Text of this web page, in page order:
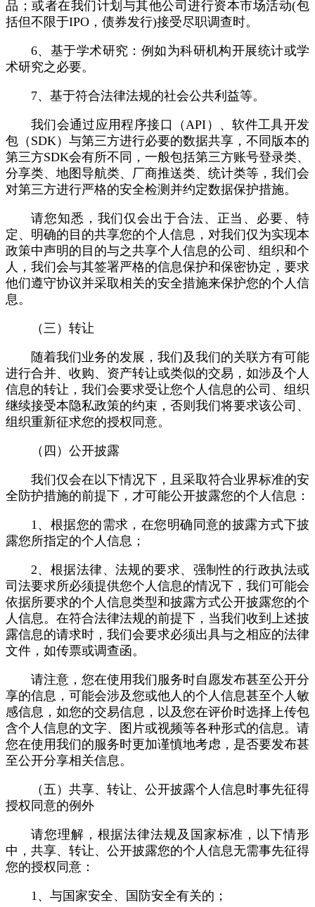
品；或者在我们计划与其他公司进行资本市场活动(包
括但不限于IPO，债券发行)接受尽职调查时。
6、基于学术研究：例如为科研机构开展统计或学
术研究之必要。
7、基于符合法律法规的社会公共利益等。
我们会通过应用程序接口（API）、软件工具开发
包（SDK）与第三方进行必要的数据共享，不同版本的
第三方SDK会有所不同，一般包括第三方账号登录类、
分享类、地图导航类、厂商推送类、统计类等，我们会
对第三方进行严格的安全检测并约定数据保护措施。
请您知悉，我们仅会出于合法、正当、必要、特
定、明确的目的共享您的个人信息，对我们仅为实现本
政策中声明的目的与之共享个人信息的公司、组织和个
人，我们会与其签署严格的信息保护和保密协定，要求
他们遵守协议并采取相关的安全措施来保护您的个人信
息。
（三）转让
随着我们业务的发展，我们及我们的关联方有可能
进行合并、收购、资产转让或类似的交易，如涉及个人
信息的转让，我们会要求受让您个人信息的公司、组织
继续接受本隐私政策的约束，否则我们将要求该公司、
组织重新征求您的授权同意。
（四）公开披露
我们仅会在以下情况下，且采取符合业界标准的安
全防护措施的前提下，才可能公开披露您的个人信息：
1、根据您的需求，在您明确同意的披露方式下披
露您所指定的个人信息；
2、根据法律、法规的要求、强制性的行政执法或
司法要求所必须提供您个人信息的情况下，我们可能会
依据所要求的个人信息类型和披露方式公开披露您的个
人信息。在符合法律法规的前提下，当我们收到上述披
露信息的请求时，我们会要求必须出具与之相应的法律
文件，如传票或调查函。
请注意，您在使用我们服务时自愿发布甚至公开分
享的信息，可能会涉及您或他人的个人信息甚至个人敏
感信息，如您的交易信息，以及您在评价时选择上传包
含个人信息的文字、图片或视频等各种形式的信息。请
您在使用我们的服务时更加谨慎地考虑，是否要发布甚
至公开分享相关信息。
（五）共享、转让、公开披露个人信息时事先征得
授权同意的例外
请您理解，根据法律法规及国家标准，以下情形
中，共享、转让、公开披露您的个人信息无需事先征得
您的授权同意：
1、与国家安全、国防安全有关的；